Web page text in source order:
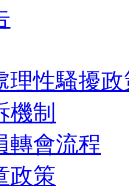
理性騷擾
機制
轉會流程
政策